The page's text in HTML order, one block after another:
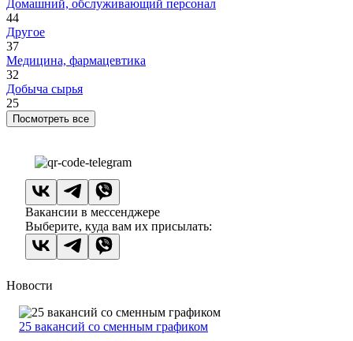
Домашний, обслуживающий персонал
44
Другое
37
Медицина, фармацевтика
32
Добыча сырья
25
Посмотреть все
Вакансии в мессенджере
Выберите, куда вам их присылать:
Новости
25 вакансий со сменным графиком